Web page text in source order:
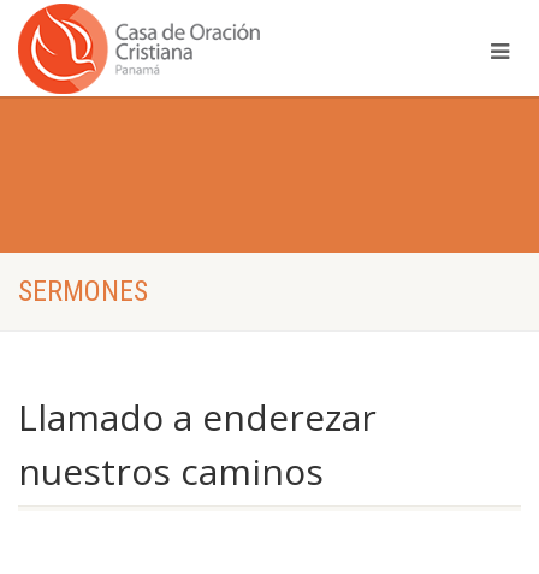
SERMONES
Llamado a enderezar
nuestros caminos